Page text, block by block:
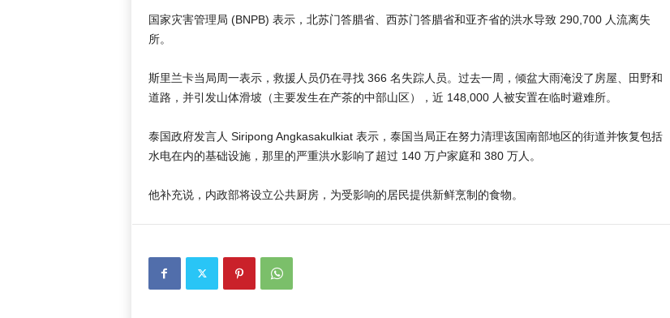
国家灾害管理局 (BNPB) 表示，北苏门答腊省、西苏门答腊省和亚齐省的洪水导致 290,700 人流离失
所。
斯里兰卡当局周一表示，救援人员仍在寻找 366 名失踪人员。过去一周，倾盆大雨淹没了房屋、田野和
道路，并引发山体滑坡（主要发生在产茶的中部山区），近 148,000 人被安置在临时避难所。
泰国政府发言人 Siripong Angkasakulkiat 表示，泰国当局正在努力清理该国南部地区的街道并恢复包括
水电在内的基础设施，那里的严重洪水影响了超过 140 万户家庭和 380 万人。
他补充说，内政部将设立公共厨房，为受影响的居民提供新鲜烹制的食物。